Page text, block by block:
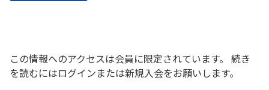
この情報へのアクセスは会員に限定されています。 続き
を読むにはログインまたは新規入会をお願いします。